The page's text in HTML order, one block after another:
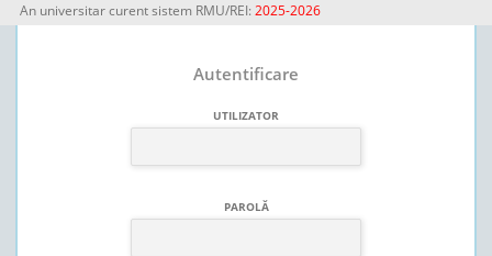
An universitar curent sistem RMU/REI: 2025-2026
Autentificare
UTILIZATOR
PAROLĂ